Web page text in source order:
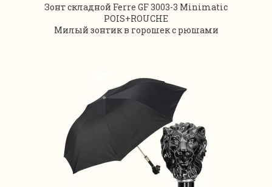
Зонт складной Ferre GF 3003-3 Minimatic
POIS+ROUCHE
Милый зонтик в горошек с рюшами